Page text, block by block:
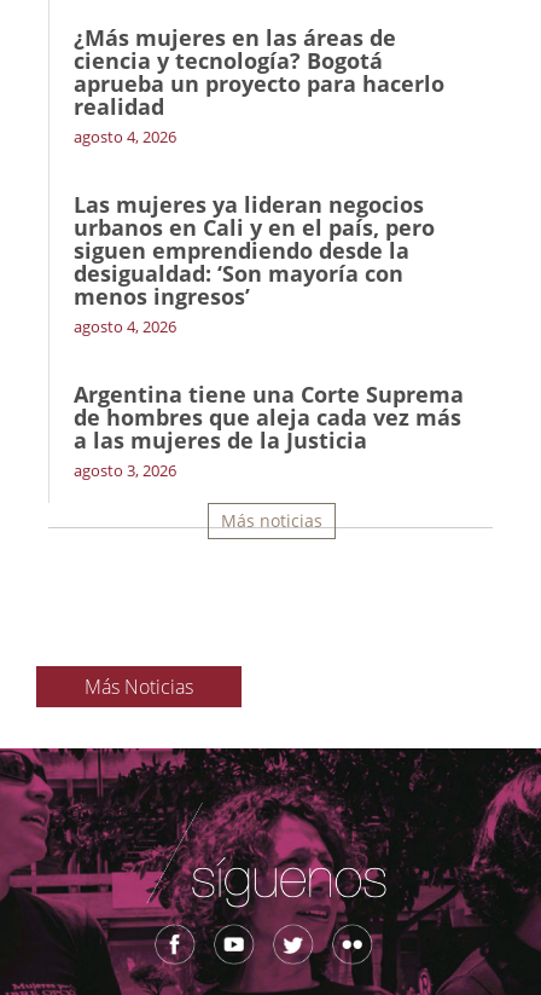
¿Más mujeres en las áreas de
ciencia y tecnología? Bogotá
aprueba un proyecto para hacerlo
realidad
agosto 4, 2026
Las mujeres ya lideran negocios
urbanos en Cali y en el país, pero
siguen emprendiendo desde la
desigualdad: ‘Son mayoría con
menos ingresos’
agosto 4, 2026
Argentina tiene una Corte Suprema
de hombres que aleja cada vez más
a las mujeres de la Justicia
agosto 3, 2026
Más noticias
Más Noticias